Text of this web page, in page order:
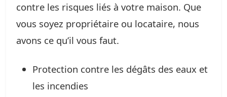
contre les risques liés à votre maison. Que
vous soyez propriétaire ou locataire, nous
avons ce qu’il vous faut.
Protection contre les dégâts des eaux et
les incendies